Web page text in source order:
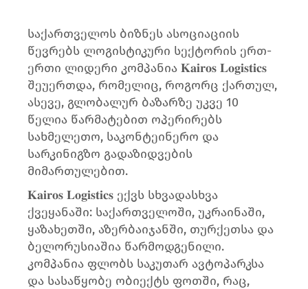
საქართველოს ბიზნეს ასოციაციის
წევრებს ლოგისტიკური სექტორის ერთ-
ერთი ლიდერი კომპანია 𝐊𝐚𝐢𝐫𝐨𝐬 𝐋𝐨𝐠𝐢𝐬𝐭𝐢𝐜𝐬
შეუერთდა, რომელიც, როგორც ქართულ,
ასევე, გლობალურ ბაზარზე უკვე 10
წელია წარმატებით ოპერირებს
სახმელეთო, საკონტეინერო და
სარკინიგზო გადაზიდვების
მიმართულებით.
𝐊𝐚𝐢𝐫𝐨𝐬 𝐋𝐨𝐠𝐢𝐬𝐭𝐢𝐜𝐬 ექვს სხვადასხვა
ქვეყანაში: საქართველოში, უკრაინაში,
ყაზახეთში, აზერბაიჯანში, თურქეთსა და
ბელორუსიაშია წარმოდგენილი.
კომპანია ფლობს საკუთარ ავტოპარკსა
და სასაწყობე ობიექტს ფოთში, რაც,